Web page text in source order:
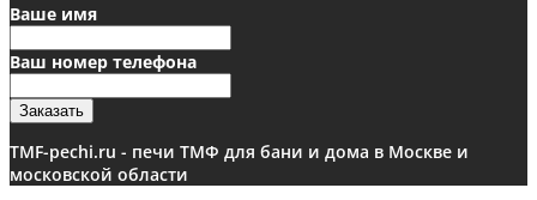
Ваше имя
Ваш номер телефона
Заказать
TMF-pechi.ru - печи ТМФ для бани и дома в Москве и
московской области